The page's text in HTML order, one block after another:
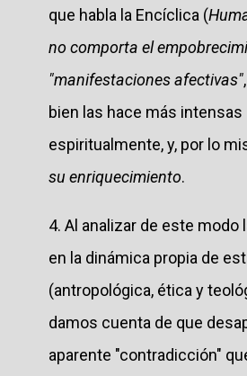
que habla la Encíclica (
no comporta el
"manifestaciones afectivas"
bien las hace más intensas
espiritualmente, y, por lo
su enriquecimiento.
4. Al analizar de este modo
en la dinámica propia de
(antropológica, ética y
damos cuenta de que
aparente "contradicción"